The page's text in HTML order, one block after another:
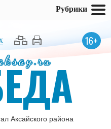
16+
Аксайского района
Рубрики